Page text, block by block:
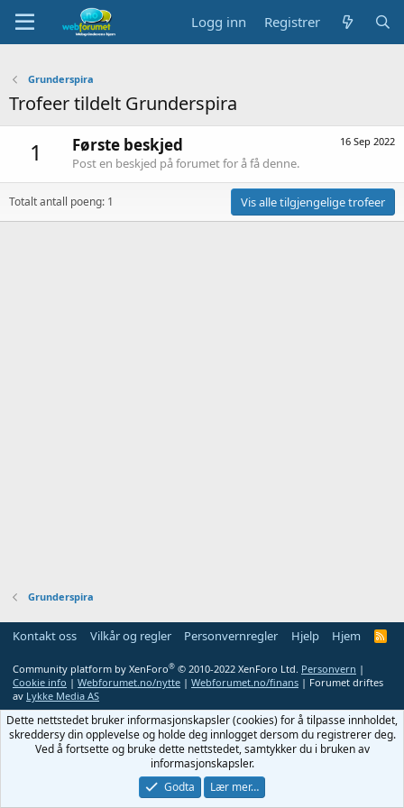
Logg inn Registrer
Grunderspira
Trofeer tildelt Grunderspira
1 16 Sep 2022
Første beskjed
Post en beskjed på forumet for å få denne.
Totalt antall poeng: 1 Vis alle tilgjengelige trofeer
Grunderspira
Kontakt oss Vilkår og regler Personvernregler Hjelp Hjem
R
Community platform by XenForo® © 2010-2022 XenForo Ltd. Personvern |
Cookie info | Webforumet.no/nytte | Webforumet.no/finans | Forumet driftes
av Lykke Media AS
Dette nettstedet bruker informasjonskapsler (cookies) for å tilpasse innholdet,
skreddersy din opplevelse og holde deg innlogget dersom du registrerer deg.
Ved å fortsette og bruke dette nettstedet, samtykker du i bruken av
informasjonskapsler.
Godta
Lær mer…